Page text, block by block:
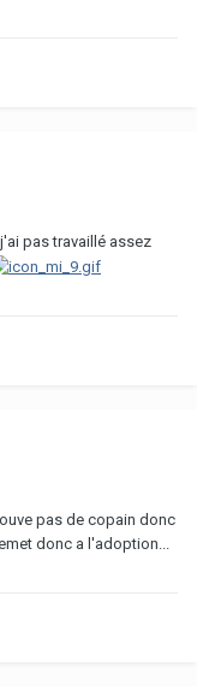
pas travaillé assez
pas de copain donc
donc a l'adoption...